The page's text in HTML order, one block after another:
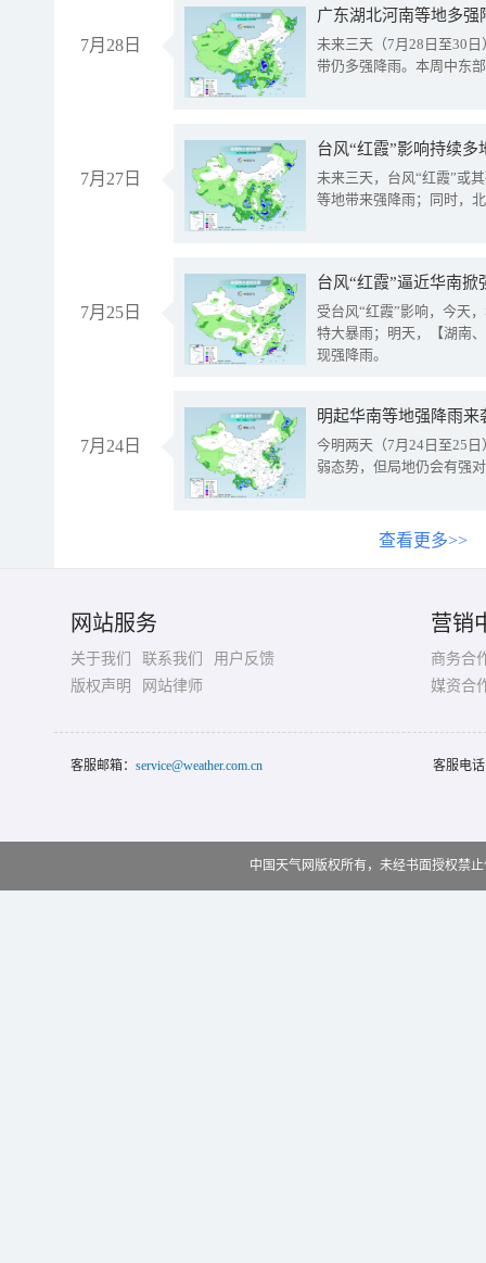
7月28日
广东湖北河南等地多
未来三天（7月28日至30
带仍多强降雨。本周中东
7月27日
台风“红霞”影响持续
未来三天，台风“红霞”或
等地带来强降雨；同时，
7月25日
台风“红霞”逼近华南
受台风“红霞”影响，今天
特大暴雨；明天，【湖南
现强降雨。
7月24日
明起华南等地强降雨
今明两天（7月24日至25
弱态势，但局地仍会有强
查看更多>>
网站服务
关于我们 联系我们
用户反馈
版权声明
网站律师
营销
商务合
媒资合
客服邮箱： service@weather.com.cn 客服电
中国天气网版权所有，未经书面授权